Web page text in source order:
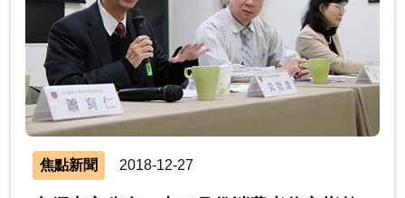
焦點新聞 2018-12-27